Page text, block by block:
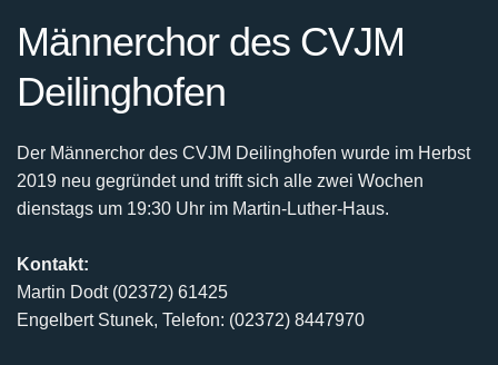
Männerchor des CVJM
Deilinghofen
Der Männerchor des CVJM Deilinghofen wurde im Herbst
2019 neu gegründet und trifft sich alle zwei Wochen
dienstags um 19:30 Uhr im Martin-Luther-Haus.
Kontakt:
Martin Dodt (02372) 61425
Engelbert Stunek, Telefon: (02372) 8447970